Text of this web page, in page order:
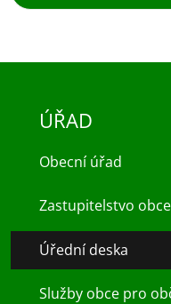
ÚŘAD
Obecní úřad
Zastupitelstvo obce
Úřední deska
Služby obce pro